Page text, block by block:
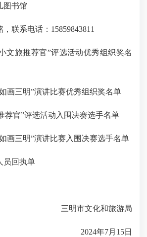
书馆
系电话：15859843811
旅推荐官”评选活动优秀组织奖名
三明”演讲比赛优秀组织奖名单
官”评选活动入围决赛选手名单
三明”演讲比赛入围决赛选手名单
回执单
三明市文化和旅游局
2024年7月15日